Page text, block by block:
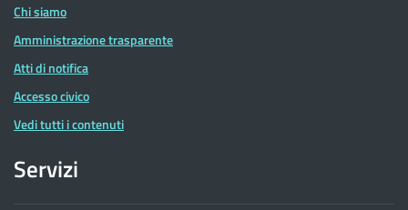
Chi siamo
Amministrazione trasparente
Atti di notifica
Accesso civico
Vedi tutti i contenuti
Servizi